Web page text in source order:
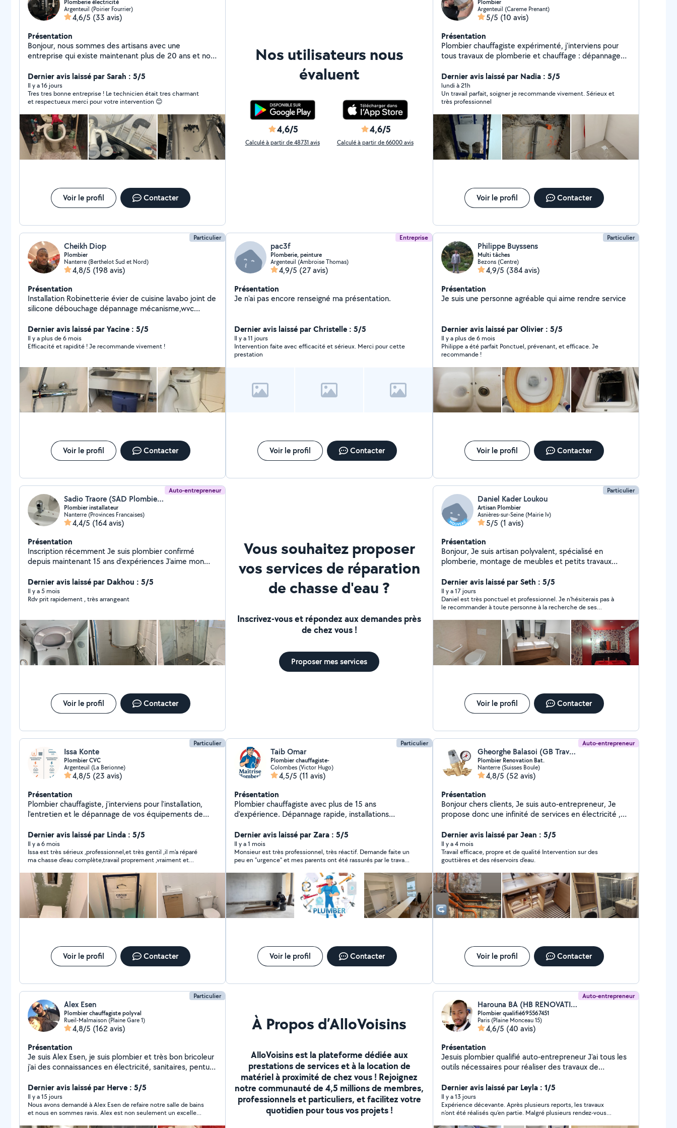
Plomberie électricité
Argenteuil (Poirier Fourrier)
4,6/5 (33 avis)
Présentation
Bonjour, nous sommes des artisans avec une
entreprise qui existe maintenant plus de 20 ans et nos
factures bien sûr pour vos assurances ou autres .
Passage de camera , débouchage camion hydrocureur,
pour tous ce qui est bouchon au niveau de vos
canalisations . Nous fesons également tous ce qui est
renovation d'appartement . On reste disponible 24/24h
et on intervient dans l'heure . Num de téléphone
06/02/70/63/65
Dernier avis laissé par Sarah : 5/5
Il y a 16 jours
Tres tres bonne entreprise ! Le technicien était tres charmant
et respectueux merci pour votre intervention 😊
Voir le profil Contacter
Nos utilisateurs nous
évaluent
4,6/5
Calculé à partir de 48731 avis
4,6/5
Calculé à partir de 66000 avis
Plombier
Argenteuil (Careme Prenant)
5/5 (10 avis)
Présentation
Plombier chauffagiste expérimenté, j'interviens pour
tous travaux de plomberie et chauffage : dépannage
installation WC suspendu, chauffe-eau, ballon d'eau
chaude, radiateurs, réseaux PER et cuivre, rénovation
salle de bain et entretien chauffage Travail soigné,
devis gratuit et conseils personnalisés.
Dernier avis laissé par Nadia : 5/5
lundi à 21h
Un travail parfait, soigner je recommande vivement. Sérieux et
très professionnel
Voir le profil Contacter
Particulier
Cheikh Diop
Plombier
Nanterre (Berthelot Sud et Nord)
4,8/5 (198 avis)
Présentation
Installation Robinetterie évier de cuisine lavabo joint de
silicone débouchage dépannage mécanisme,wvc
sanitaires Location et prestation de service de
nettoyeur à vapeur
Dernier avis laissé par Yacine : 5/5
Il y a plus de 6 mois
Efficacité et rapidité ! Je recommande vivement !
Voir le profil Contacter
Entreprise
pac3f
Plomberie, peinture
Argenteuil (Ambroise Thomas)
4,9/5 (27 avis)
Présentation
Je n'ai pas encore renseigné ma présentation.
Dernier avis laissé par Christelle : 5/5
Il y a 11 jours
Intervention faite avec efficacité et sérieux. Merci pour cette
prestation
Voir le profil Contacter
Particulier
Philippe Buyssens
Multi tâches
Bezons (Centre)
4,9/5 (384 avis)
Présentation
Je suis une personne agréable qui aime rendre service
Dernier avis laissé par Olivier : 5/5
Il y a plus de 6 mois
Philippe a été parfait Ponctuel, prévenant, et efficace. Je
recommande !
Voir le profil Contacter
Auto-entrepreneur
Sadio Traore (SAD Plombier Depannage)
Plombier installateur
Nanterre (Provinces Francaises)
4,4/5 (164 avis)
Présentation
Inscription récemment Je suis plombier confirmé
depuis maintenant 15 ans d'expériences J'aime mon
Dernier avis laissé par Dakhou : 5/5
Il y a 5 mois
Rdv prit rapidement , très arrangeant
Voir le profil Contacter
Vous souhaitez proposer
vos services de réparation
de chasse d'eau ?
Inscrivez-vous et répondez aux demandes près
de chez vous !
Proposer mes services
Particulier
Daniel Kader Loukou
Artisan Plombier
Asnières-sur-Seine (Mairie Iv)
5/5 (1 avis)
Présentation
Bonjour, Je suis artisan polyvalent, spécialisé en
plomberie, montage de meubles et petits travaux
adaptées à vos besoins, notamment : Installation et
réparation de plomberie (robinets, éviers, WC, lavabos,
fuites, etc.). Montage de meubles de toutes marques
(IKEA, Leroy Merlin, Conforama, etc.). Petits travaux
d'électricité (pose de luminaires, prises, interrupteurs,
remplacement d'équipements électriques, dans le
respect des normes applicables). Je travaille avec
sérieux, ponctualité et professionnalisme. Mon objectif
est de fournir un travail de qualité tout en assurant la
un devis. Je serai ravi de vous accompagner dans vos
travaux.
Dernier avis laissé par Seth : 5/5
Il y a 17 jours
Daniel est très ponctuel et professionnel. Je n'hésiterais pas à
le recommander à toute personne à la recherche de ses
Voir le profil Contacter
Particulier
Issa Konte
Plombier CVC
Argenteuil (La Berionne)
4,8/5 (23 avis)
Présentation
Plombier chauffagiste, j'interviens pour l'installation,
l'entretien et le dépannage de vos équipements de
Sérieux, motivé et appliqué, je vous garantis un travail
propre et soigné. Disponible pour petits travaux,
entretiens et dépannages. N'hésitez pas à me
contacter via mon profil le numéro est affiché en bas
Dernier avis laissé par Linda : 5/5
Il y a 6 mois
Issa est très sérieux ,professionnel,et très gentil ,il m’a réparé
ma chasse d’eau complète,travail proprement ,vraiment et
Issa !😊
Voir le profil Contacter
Particulier
Taib Omar
Plombier chauffagiste-
Colombes (Victor Hugo)
4,5/5 (11 avis)
Présentation
Plombier chauffagiste avec plus de 15 ans
d'expérience. Dépannage rapide, installations
travaux de rénovation. Travail propre, sérieux et soigné.
Dernier avis laissé par Zara : 5/5
Il y a 1 mois
Monsieur est très professionnel, très réactif. Demande faite un
peu en "urgence" et mes parents ont été rassurés par le travail
travaux plus prévus.
Voir le profil Contacter
Auto-entrepreneur
Gheorghe Balasoi (GB Travaux Pro)
Plombier Renovation Bat.
Nanterre (Suisses Boule)
4,8/5 (52 avis)
Présentation
Bonjour chers clients, Je suis auto-entrepreneur, Je
propose donc une infinité de services en électricité ,
Cuisine pour les maisons, appartements, etc Par
exemple : Dépannage en électricité, Recherche et
réparation de panne, Installation électrique complète,
Pose de luminaires, Installation et Réparation de prises
de courant, Pose et raccordement de chauffages
électriques, Pose et raccordement de ballons d'eau
chaude, Pose et raccordement de prises RJ, posé
carrelage, montage de cloison en bA13 ,pose parquet
Pose Toilettes normal et suspendue ... etc
Dernier avis laissé par Jean : 5/5
Il y a 4 mois
Travail efficace, propre et de qualité Intervention sur des
gouttières et des réservoirs d'eau.
Voir le profil Contacter
Particulier
Alex Esen
Plombier chauffagiste polyval
Rueil-Malmaison (Plaine Gare 1)
4,8/5 (162 avis)
Présentation
Je suis Alex Esen, je suis plombier et très bon bricoleur
j'ai des connaissances en électricité, sanitaires, penture
équipée
Dernier avis laissé par Herve : 5/5
Il y a 15 jours
Nous avons demandé à Alex Esen de refaire notre salle de bains
et nous en sommes ravis. Alex est non seulement un excellent
À Propos d’AlloVoisins
AlloVoisins est la plateforme dédiée aux
prestations de services et à la location de
matériel à proximité de chez vous ! Rejoignez
notre communauté de 4,5 millions de membres,
professionnels et particuliers, et facilitez votre
quotidien pour tous vos projets !
Auto-entrepreneur
Harouna BA (HB RENOVATIONS)
Plombier qualifié695567451
Paris (Plaine Monceau 15)
4,6/5 (40 avis)
Présentation
Jesuis plombier qualifié auto-entrepreneur J'ai tous les
outils nécessaires pour réaliser des travaux de
cuisine papier peint et rénovation sdb N'hésitez pas à
me solliciter pour vous aider Tout est négociable A très
bientôt??
Dernier avis laissé par Leyla : 1/5
Il y a 13 jours
Expérience décevante. Après plusieurs reports, les travaux
n’ont été réalisés qu’en partie. Malgré plusieurs rendez-vous